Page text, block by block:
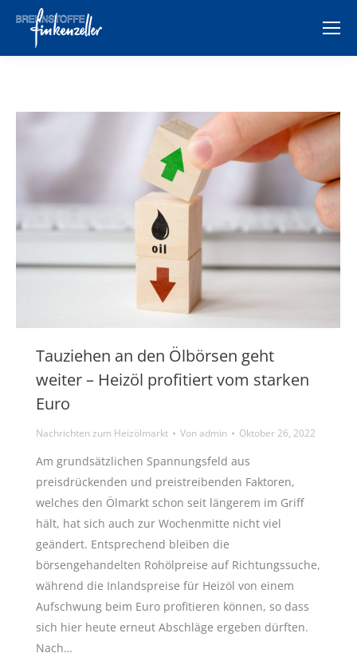
Tauziehen an den Ölbörsen geht
weiter – Heizöl profitiert vom starken
Euro
Nachrichten zum Heizölmarkt Vonadmin Oktober 26, 2022
Am grundsätzlichen Spannungsfeld aus
preisdrückenden und preistreibenden Faktoren,
welches den Ölmarkt schon seit längerem im Griff
hält, hat sich auch zur Wochenmitte nicht viel
geändert. Entsprechend bleiben die
börsengehandelten Rohölpreise auf Richtungssuche,
während die Inlandspreise für Heizöl von einem
Aufschwung beim Euro profitieren können, so dass
sich hier heute erneut Abschläge ergeben dürften.
Nach…